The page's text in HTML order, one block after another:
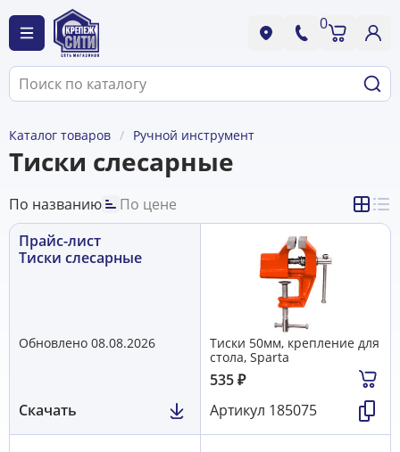
0
Каталог товаров Ручной инструмент
Тиски слесарные
По названию
По цене
Прайс-лист
Тиски слесарные
Обновлено 08.08.2026
Скачать
Тиски 50мм, крепление для
стола, Sparta
535₽
Артикул 185075